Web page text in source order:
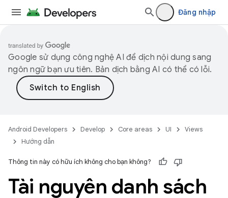
Đăng nhập
Google sử dụng công nghệ AI để dịch nội dung sang
ngôn ngữ bạn ưu tiên. Bản dịch bằng AI có thể có lỗi.
Android Developers Develop Core areas UI
Views
Hướng dẫn
Thông tin này có hữu ích không cho bạn không?
Tài nguyên danh sách